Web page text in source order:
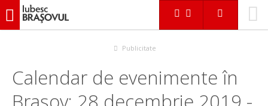
iubescbraşovul.ro
Publicitate
Calendar de evenimente în